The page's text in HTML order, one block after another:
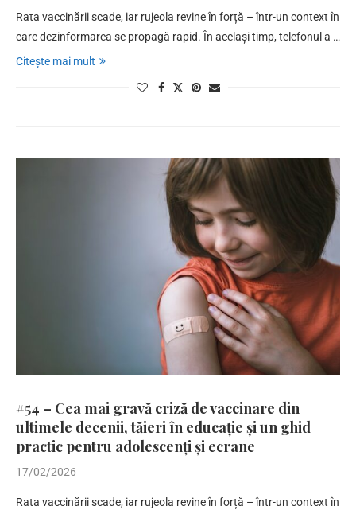
Rata vaccinării scade, iar rujeola revine în forță – într-un context în
care dezinformarea se propagă rapid. În același timp, telefonul a …
Citește mai mult
#54 – Cea mai gravă criză de vaccinare din
ultimele decenii, tăieri în educație și un ghid
practic pentru adolescenți și ecrane
17/02/2026
Rata vaccinării scade, iar rujeola revine în forță – într-un context în